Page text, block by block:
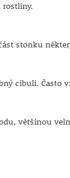
rostliny.
stonku
cibuli.
většinou